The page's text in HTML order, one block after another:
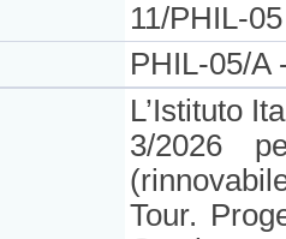
11/PHIL-
PHIL-05/A
L’Istituto
3/2026
Tour.